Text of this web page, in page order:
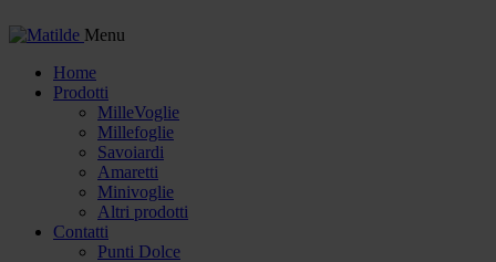
Menu
Home
Prodotti
MilleVoglie
Millefoglie
Savoiardi
Amaretti
Minivoglie
Altri prodotti
Contatti
Punti Dolce